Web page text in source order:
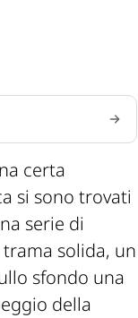
certa
si sono trovati
serie di
solida, un
sfondo una
della